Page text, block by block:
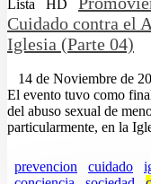
Lista HD
Cuidado contra el
Iglesia (Parte 04)
14 de Noviembre de
El evento tuvo como
del abuso sexual de
particularmente, en la
prevencion cuidado